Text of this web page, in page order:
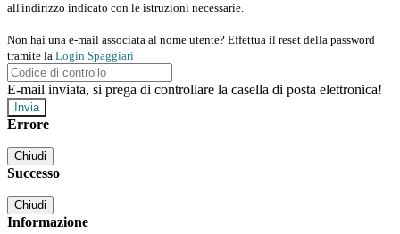
all'indirizzo indicato con le istruzioni necessarie.
Non hai una e-mail associata al nome utente? Effettua il reset della password
tramite la Login Spaggiari
E-mail inviata, si prega di controllare la casella di posta elettronica!
Errore
Chiudi
Successo
Chiudi
Informazione